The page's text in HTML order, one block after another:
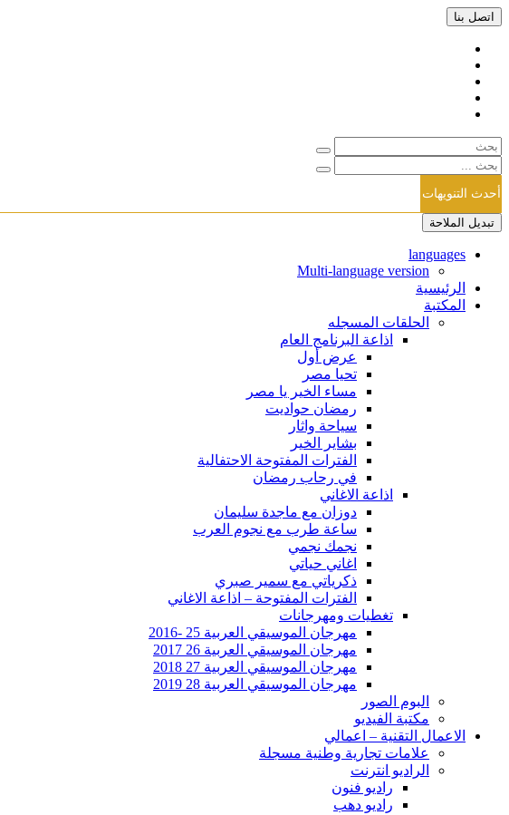
اتصل بنا
أحدث التنويهات
تبديل الملاحة
languages
Multi-language version
الرئيسية
المكتبة
الحلقات المسجله
اذاعة البرنامج العام
عرض أول
تحيا مصر
مساء الخير يا مصر
رمضان حواديت
سياحة واثار
بشاير الخير
الفترات المفتوحة الاحتفالية
في رحاب رمضان
اذاعة الاغاني
دوزان مع ماجدة سليمان
ساعة طرب مع نجوم العرب
نجمك نجمي
اغاني حياتي
ذكرياتي مع سمير صبري
الفترات المفتوحة – اذاعة الاغاني
تغطيات ومهرجانات
مهرجان الموسيقي العربية 25 -2016
مهرجان الموسيقي العربية 26 2017
مهرجان الموسيقي العربية 27 2018
مهرجان الموسيقي العربية 28 2019
البوم الصور
مكتبة الفيديو
الاعمال التقنية – اعمالي
علامات تجارية وطنية مسجلة
الراديو انترنت
راديو فنون
راديو دهب